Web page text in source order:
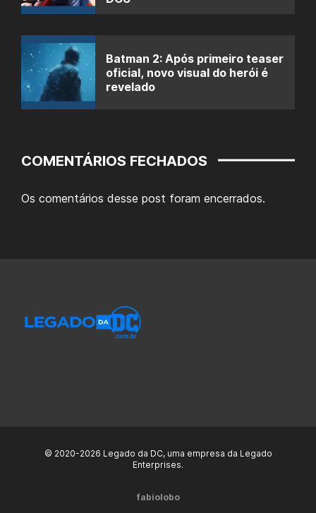
Batman 2: Após primeiro teaser
oficial, novo visual do herói é
revelado
COMENTÁRIOS FECHADOS
Os comentários desse post foram encerrados.
© 2020-2026 Legado da DC, uma empresa da Legado
Enterprises.
fabiolobo